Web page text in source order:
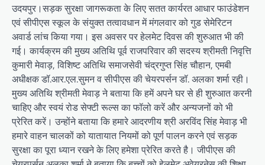
उदयपुर।सड़क सुरक्षा जागरूकता के लिए सतत कार्यरत आधार फाउंडेशन
एवं सीपीएस स्कूल के संयुक्त तत्वावधान में मंगलवार को गुड सेमेरिटन
अवार्ड लांच किया गया। इस अवसर पर हेलमेट दिवस की शुरुआत भी की
गई। कार्यक्रम की मुख्य अतिथि पूर्व राजपरिवार की सदस्य श्रीमती निवृत्ति
कुमारी मेवाड़, विशिष्ट अतिथि समाजसेवी चंद्रगुप्त सिंह चौहान, एमबी
अधीक्षक डॉ.आर.एल.सुमन व सीपीएस की चेयरपर्सन डॉ. अलका शर्मा रही।
मुख्य अतिथि श्रीमती मेवाड़ ने बताया कि हमें अपने घर से ही शुरुआत करनी
चाहिए और स्वयं रोड सेफ्टी रूल्स का फॉलो करें और अन्यजनों को भी
प्रेरित करें। उन्होंने बताया कि हमारे आदरणीय श्री अरविंद सिंह मेवाड़ भी
हमारे वाहन चालकों को यातायात नियमों को पूर्ण पालन करने एवं सड़क
सुरक्षा का पूरा ध्यान रखने के लिए हमेशा प्रेरित करते है। जीपीएस की